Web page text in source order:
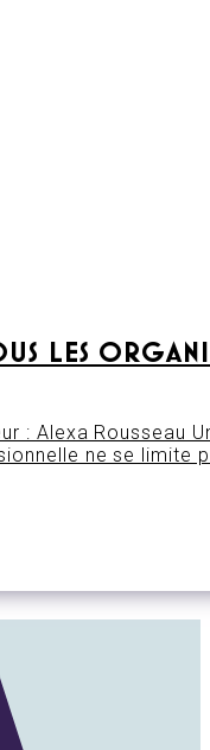
LES
: Alexa Rousseau
ne se limite